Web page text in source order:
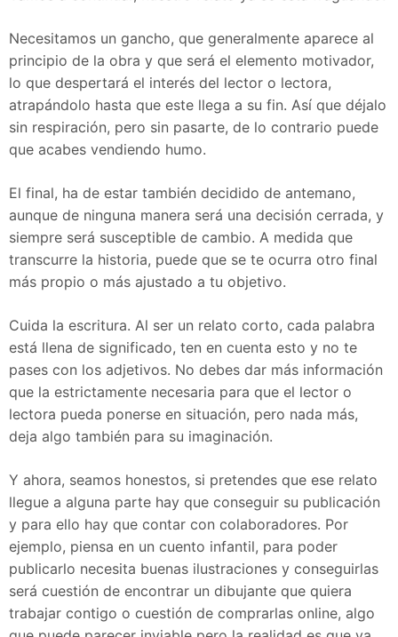
Necesitamos un gancho, que generalmente aparece al
principio de la obra y que será el elemento motivador,
lo que despertará el interés del lector o lectora,
atrapándolo hasta que este llega a su fin. Así que déjalo
sin respiración, pero sin pasarte, de lo contrario puede
que acabes vendiendo humo.
El final, ha de estar también decidido de antemano,
aunque de ninguna manera será una decisión cerrada, y
siempre será susceptible de cambio. A medida que
transcurre la historia, puede que se te ocurra otro final
más propio o más ajustado a tu objetivo.
Cuida la escritura. Al ser un relato corto, cada palabra
está llena de significado, ten en cuenta esto y no te
pases con los adjetivos. No debes dar más información
que la estrictamente necesaria para que el lector o
lectora pueda ponerse en situación, pero nada más,
deja algo también para su imaginación.
Y ahora, seamos honestos, si pretendes que ese relato
llegue a alguna parte hay que conseguir su publicación
y para ello hay que contar con colaboradores. Por
ejemplo, piensa en un cuento infantil, para poder
publicarlo necesita buenas ilustraciones y conseguirlas
será cuestión de encontrar un dibujante que quiera
trabajar contigo o cuestión de comprarlas online, algo